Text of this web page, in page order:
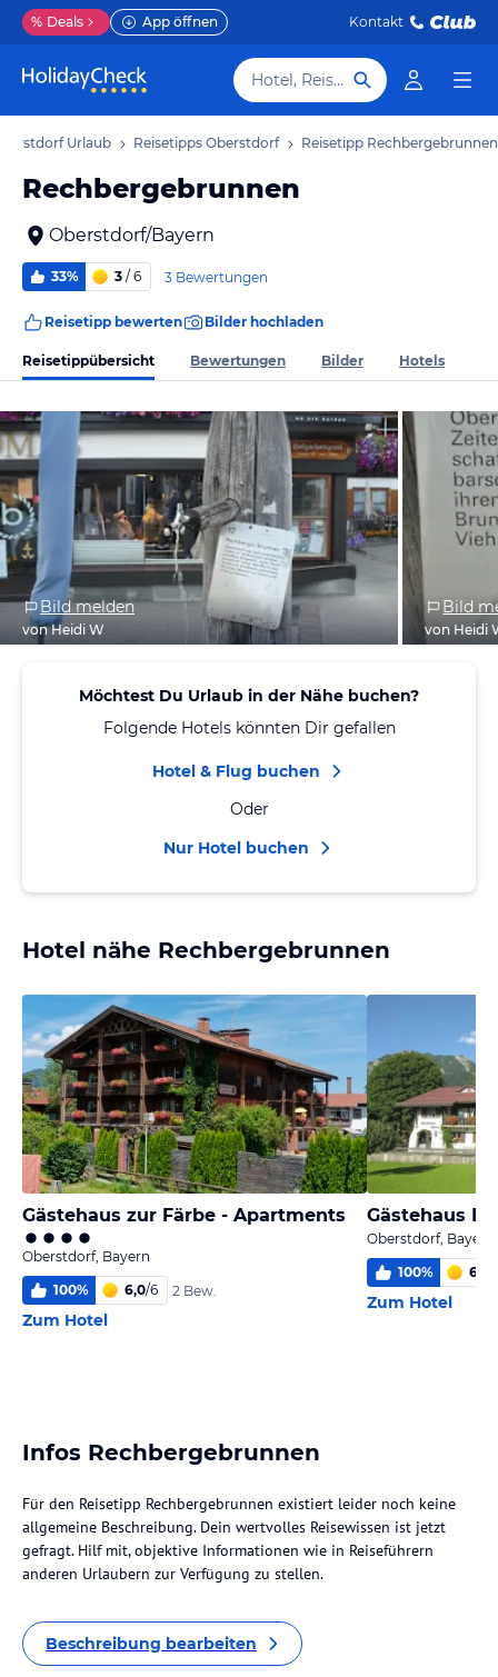
% Deals App öffnen Kontakt
Hotel, Reiseziel
Urlaub Reisetipps Oberstdorf Reisetipp Rechbergebrunnen
Rechbergebrunnen
Oberstdorf/Bayern
33% 3 / 6 3 Bewertungen
Reisetipp bewerten Bilder hochladen
Reisetippübersicht Bewertungen Bilder Hotels
Bild melden
von Heidi W
Bild
von Heidi
Möchtest Du Urlaub in der Nähe buchen?
Folgende Hotels könnten Dir gefallen
Hotel & Flug buchen
Oder
Nur Hotel buchen
Hotel nähe Rechbergebrunnen
Gästehaus zur Färbe - Apartments
Oberstdorf, Bayern
100% 6,0/6 2 Bew.
Zum Hotel
Gästehaus
Oberstdorf, Bayern
100% 6,0
Zum Hotel
Infos Rechbergebrunnen
Für den Reisetipp Rechbergebrunnen existiert leider noch keine
allgemeine Beschreibung. Dein wertvolles Reisewissen ist jetzt
gefragt. Hilf mit, objektive Informationen wie in Reiseführern
anderen Urlaubern zur Verfügung zu stellen.
Beschreibung bearbeiten